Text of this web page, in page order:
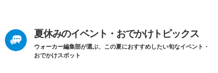
夏休みのイベント・おでかけトピックス
ウォーカー編集部が選ぶ、この夏におすすめしたい旬なイベント・
おでかけスポット